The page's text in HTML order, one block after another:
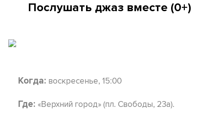
Послушать джаз вместе (0+)
Когда: воскресенье, 15:00
Где: «Верхний город» (пл. Свободы, 23а).